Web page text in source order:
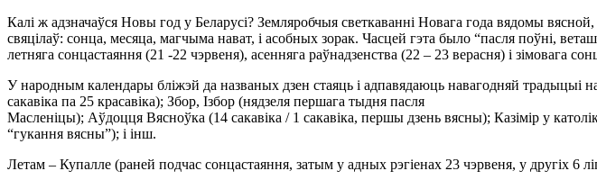
Калi ж адзначаўся Новы год у Беларусi? Земляробчыя светкаваннi Новага года вядомы
свяцiлаў: сонца, месяца, магчыма нават, i асобных зорак. Часцей гэта было “пасля поўнi,
летняга сонцастаяння (21 -22 чэрвеня), асенняга раўнадзенства (22 – 23 верасня) i зiмовага
У народным календары блiжэй да названых дзен стаяць i адпавядаюць навагодняй традыцыi
сакавiка па 25 красавiка); Збор, Iзбор (нядзеля першага тыдня пасля
Масленiцы); Аўдоцця Вясноўка (14 сакавiка / 1 сакавiка, першы дзень вясны); Казiмiр у
“гукання вясны”); i iнш.
Летам – Купалле (раней подчас сонцастаяння, затым у адных рэгiенах 23 чэрвеня, у другiх 6